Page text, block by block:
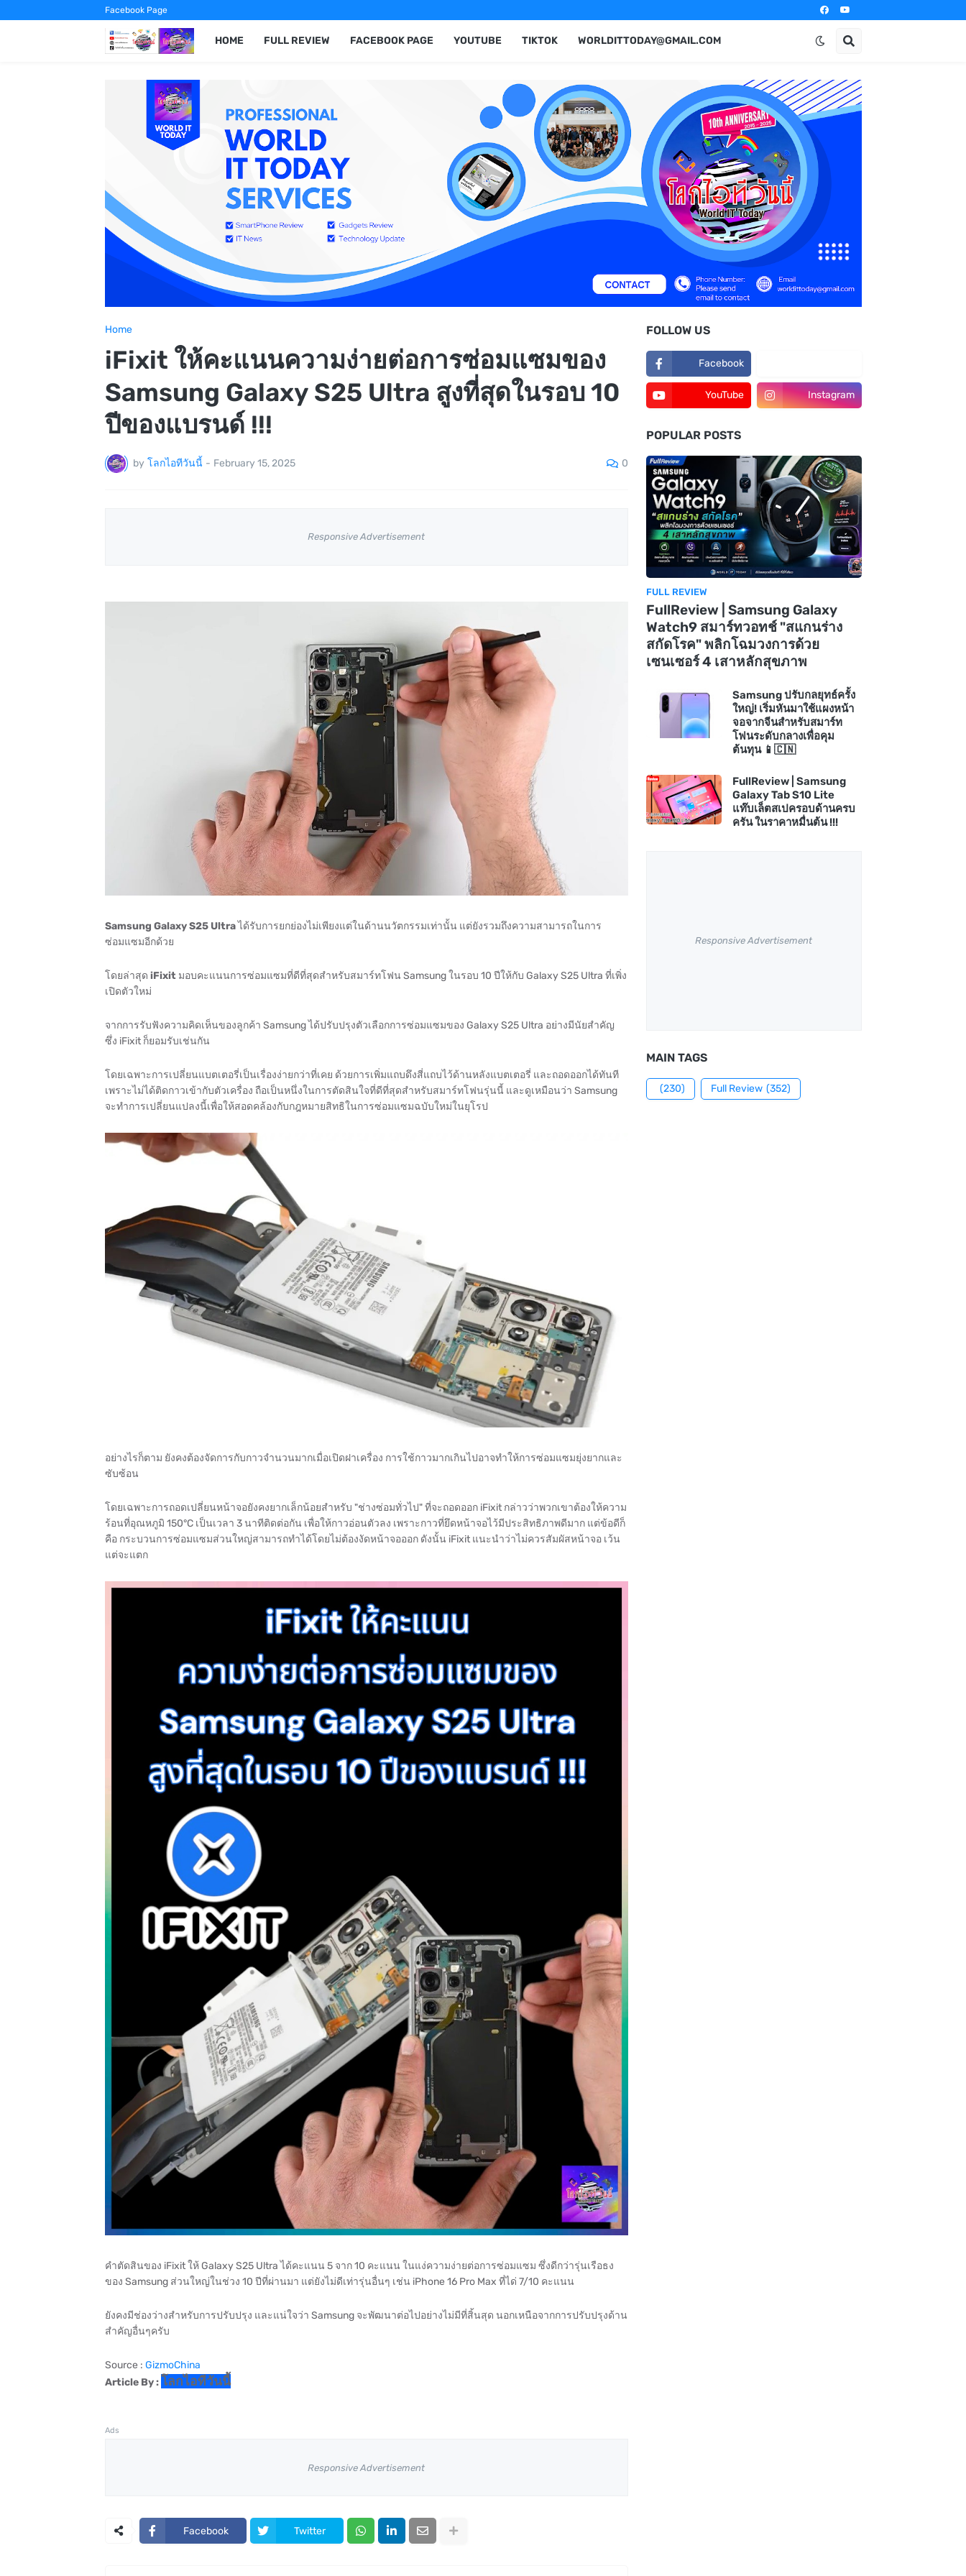
Facebook Page
HOME FULL REVIEW FACEBOOK PAGE YOUTUBE TIKTOK WORLDITTODAY@GMAIL.COM
Home
iFixit ให้คะแนนความง่ายต่อการซ่อมแซมของ
Samsung Galaxy S25 Ultra สูงที่สุดในรอบ 10
ปีของแบรนด์ !!!
by โลกไอทีวันนี้ - February 15, 2025 0
Responsive Advertisement
Samsung Galaxy S25 Ultraได้รับการยกย่องไม่เพียงแต่ในด้านนวัตกรรมเท่านั้น แต่ยังรวมถึงความสามารถในการ
ซ่อมแซมอีกด้วย
โดยล่าสุด iFixitมอบคะแนนการซ่อมแซมที่ดีที่สุดสำหรับสมาร์ทโฟน Samsung ในรอบ 10 ปีให้กับ Galaxy S25 Ultra ที่เพิ่ง
เปิดตัวใหม่
จากการรับฟังความคิดเห็นของลูกค้า Samsung ได้ปรับปรุงตัวเลือกการซ่อมแซมของ Galaxy S25 Ultra อย่างมีนัยสำคัญ
ซึ่ง iFixit ก็ยอมรับเช่นกัน
โดยเฉพาะการเปลี่ยนแบตเตอรี่เป็นเรื่องง่ายกว่าที่เคย ด้วยการเพิ่มแถบดึงสี่แถบไว้ด้านหลังแบตเตอรี่ และถอดออกได้ทันที
เพราะไม่ได้ติดกาวเข้ากับตัวเครื่อง ถือเป็นหนึ่งในการตัดสินใจที่ดีที่สุดสำหรับสมาร์ทโฟนรุ่นนี้ และดูเหมือนว่า Samsung
จะทำการเปลี่ยนแปลงนี้เพื่อให้สอดคล้องกับกฎหมายสิทธิในการซ่อมแซมฉบับใหม่ในยุโรป
อย่างไรก็ตาม ยังคงต้องจัดการกับกาวจำนวนมากเมื่อเปิดฝาเครื่อง การใช้กาวมากเกินไปอาจทำให้การซ่อมแซมยุ่งยากและ
ซับซ้อน
โดยเฉพาะการถอดเปลี่ยนหน้าจอยังคงยากเล็กน้อยสำหรับ "ช่างซ่อมทั่วไป" ที่จะถอดออก iFixit กล่าวว่าพวกเขาต้องให้ความ
ร้อนที่อุณหภูมิ 150°C เป็นเวลา 3 นาทีติดต่อกัน เพื่อให้กาวอ่อนตัวลง เพราะกาวที่ยึดหน้าจอไว้มีประสิทธิภาพดีมาก แต่ข้อดีก็
คือ กระบวนการซ่อมแซมส่วนใหญ่สามารถทำได้โดยไม่ต้องงัดหน้าจอออก ดังนั้น iFixit แนะนำว่าไม่ควรสัมผัสหน้าจอ เว้น
แต่จะแตก
คำตัดสินของ iFixit ให้ Galaxy S25 Ultra ได้คะแนน 5 จาก 10 คะแนน ในแง่ความง่ายต่อการซ่อมแซม ซึ่งดีกว่ารุ่นเรือธง
ของ Samsung ส่วนใหญ่ในช่วง 10 ปีที่ผ่านมา แต่ยังไม่ดีเท่ารุ่นอื่นๆ เช่น iPhone 16 Pro Max ที่ได่ 7/10 คะแนน
ยังคงมีช่องว่างสำหรับการปรับปรุง และแน่ใจว่า Samsung จะพัฒนาต่อไปอย่างไม่มีที่สิ้นสุด นอกเหนือจากการปรับปรุงด้าน
สำคัญอื่นๆครับ
Source : GizmoChina
Article By :โลกไอทีวันนี้
Ads
Responsive Advertisement
Facebook Twitter
FOLLOW US
Facebook
YouTube Instagram
POPULAR POSTS
FULL REVIEW
FullReview | Samsung Galaxy
Watch9 สมาร์ทวอทช์ "สแกนร่าง
สกัดโรค" พลิกโฉมวงการด้วย
เซนเซอร์ 4 เสาหลักสุขภาพ
Samsung ปรับกลยุทธ์ครั้ง
ใหญ่! เริ่มหันมาใช้แผงหน้า
จอจากจีนสำหรับสมาร์ท
โฟนระดับกลางเพื่อคุม
ต้นทุน 📱🇨🇳
FullReview | Samsung
Galaxy Tab S10 Lite
แท๊บเล็ตสเปครอบด้านครบ
ครัน ในราคาหมื่นต้น !!!
Responsive Advertisement
MAIN TAGS
(230) Full Review (352)